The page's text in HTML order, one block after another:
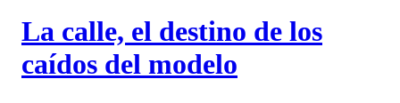
La calle, el destino de los
caídos del modelo